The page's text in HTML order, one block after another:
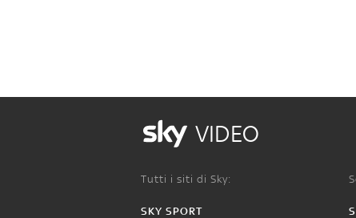
VIDEO
Tutti i siti di Sky:
SKY SPORT